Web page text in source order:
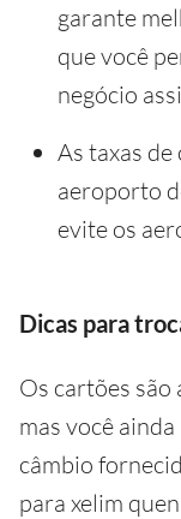
garante
que você
negócio
As taxas de
aeroporto
evite os
Dicas para
Os cartões são
mas você
câmbio
para xelim